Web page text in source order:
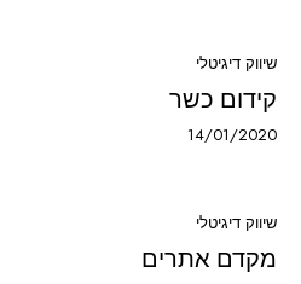
שיווק דיגיטלי
קידום כשר
14/01/2020
שיווק דיגיטלי
מקדם אתרים